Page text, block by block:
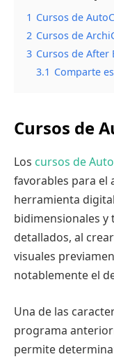
1 Cursos de
2 Cursos de
3 Cursos de After
3.1 Comparte
Cursos de
Los cursos de
favorables para el
herramienta
bidimensionales
detallados, al
visuales
notablemente el
Una de las
programa
permite